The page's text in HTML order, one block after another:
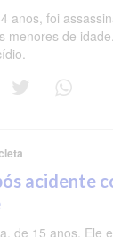
anos, foi
menores de
acidente
de 15 anos. Ele